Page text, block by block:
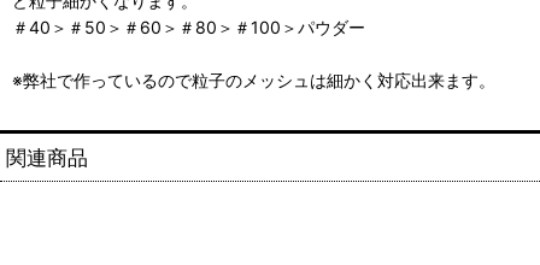
＃40＞＃50＞＃60＞＃80＞＃100＞パウダー
※弊社で作っているので粒子のメッシュは細かく対応出来ます。
関連商品